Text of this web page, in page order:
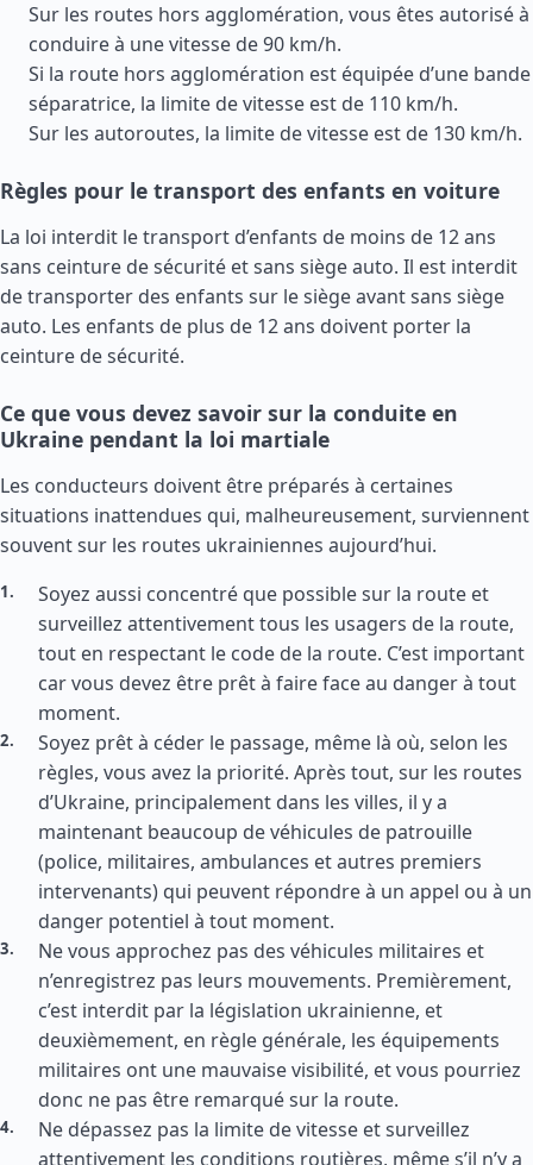
Sur les routes hors agglomération, vous êtes autorisé à
conduire à une vitesse de 90 km/h.
Si la route hors agglomération est équipée d’une bande
séparatrice, la limite de vitesse est de 110 km/h.
Sur les autoroutes, la limite de vitesse est de 130 km/h.
Règles pour le transport des enfants en voiture
La loi interdit le transport d’enfants de moins de 12 ans
sans ceinture de sécurité et sans siège auto. Il est interdit
de transporter des enfants sur le siège avant sans siège
auto. Les enfants de plus de 12 ans doivent porter la
ceinture de sécurité.
Ce que vous devez savoir sur la conduite en
Ukraine pendant la loi martiale
Les conducteurs doivent être préparés à certaines
situations inattendues qui, malheureusement, surviennent
souvent sur les routes ukrainiennes aujourd’hui.
Soyez aussi concentré que possible sur la route et
surveillez attentivement tous les usagers de la route,
tout en respectant le code de la route. C’est important
car vous devez être prêt à faire face au danger à tout
moment.
Soyez prêt à céder le passage, même là où, selon les
règles, vous avez la priorité. Après tout, sur les routes
d’Ukraine, principalement dans les villes, il y a
maintenant beaucoup de véhicules de patrouille
(police, militaires, ambulances et autres premiers
intervenants) qui peuvent répondre à un appel ou à un
danger potentiel à tout moment.
Ne vous approchez pas des véhicules militaires et
n’enregistrez pas leurs mouvements. Premièrement,
c’est interdit par la législation ukrainienne, et
deuxièmement, en règle générale, les équipements
militaires ont une mauvaise visibilité, et vous pourriez
donc ne pas être remarqué sur la route.
Ne dépassez pas la limite de vitesse et surveillez
attentivement les conditions routières, même s’il n’y a